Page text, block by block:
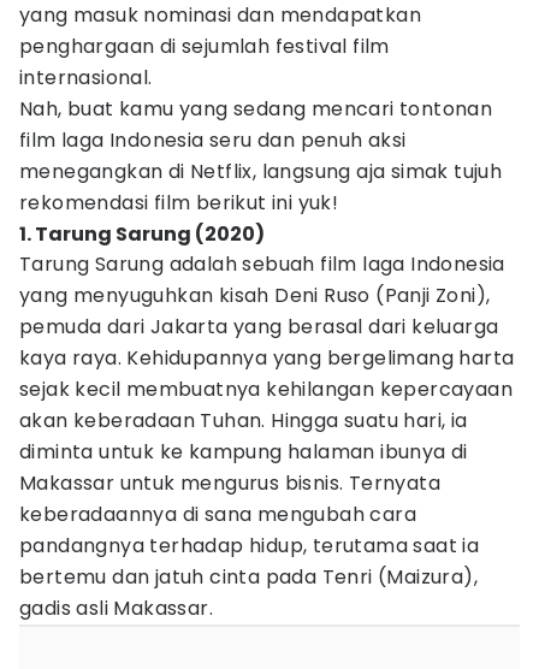
yang masuk nominasi dan mendapatkan
penghargaan di sejumlah festival film
internasional.
Nah, buat kamu yang sedang mencari tontonan
film laga Indonesia seru dan penuh aksi
menegangkan di Netflix, langsung aja simak tujuh
rekomendasi film berikut ini yuk!
1. Tarung Sarung (2020)
Tarung Sarung adalah sebuah film laga Indonesia
yang menyuguhkan kisah Deni Ruso (Panji Zoni),
pemuda dari Jakarta yang berasal dari keluarga
kaya raya. Kehidupannya yang bergelimang harta
sejak kecil membuatnya kehilangan kepercayaan
akan keberadaan Tuhan. Hingga suatu hari, ia
diminta untuk ke kampung halaman ibunya di
Makassar untuk mengurus bisnis. Ternyata
keberadaannya di sana mengubah cara
pandangnya terhadap hidup, terutama saat ia
bertemu dan jatuh cinta pada Tenri (Maizura),
gadis asli Makassar.